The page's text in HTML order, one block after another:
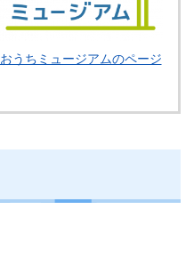
おうちミュージアムのページ